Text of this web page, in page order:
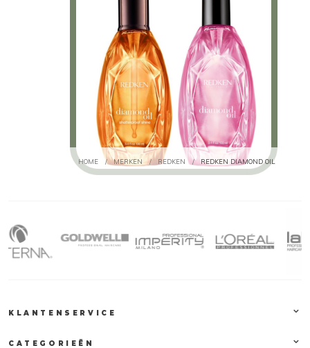
HOME / MERKEN / REDKEN / REDKEN DIAMOND OIL
KLANTENSERVICE
CATEGORIEËN